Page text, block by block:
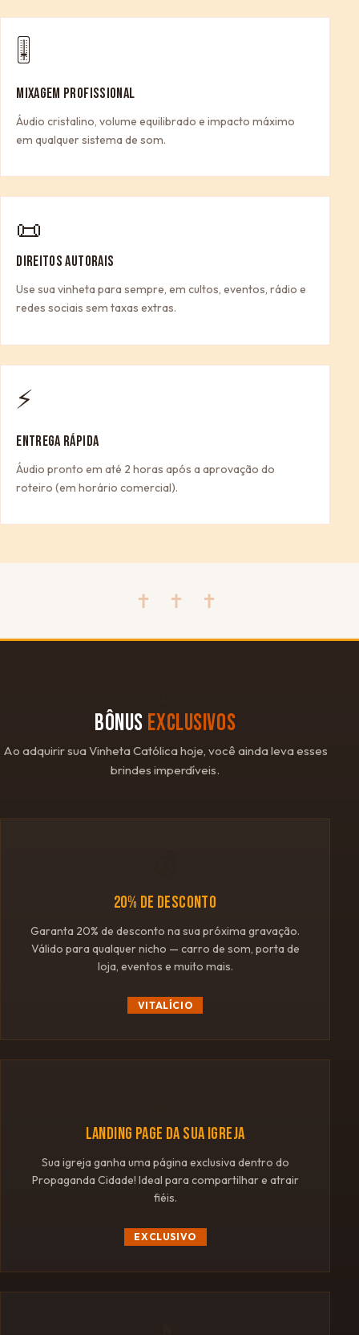
🎚
MIXAGEM PROFISSIONAL
Áudio cristalino, volume equilibrado e impacto máximo
em qualquer sistema de som.
📜
DIREITOS AUTORAIS
Use sua vinheta para sempre, em cultos, eventos, rádio e
redes sociais sem taxas extras.
⚡
ENTREGA RÁPIDA
Áudio pronto em até 2 horas após a aprovação do
roteiro (em horário comercial).
✝ ✝ ✝
BÔNUS EXCLUSIVOS
Ao adquirir sua Vinheta Católica hoje, você ainda leva esses
brindes imperdíveis.
20% DE DESCONTO
Garanta 20% de desconto na sua próxima gravação.
Válido para qualquer nicho — carro de som, porta de
loja, eventos e muito mais.
VITALÍCIO
LANDING PAGE DA SUA IGREJA
Sua igreja ganha uma página exclusiva dentro do
Propaganda Cidade! Ideal para compartilhar e atrair
fiéis.
EXCLUSIVO